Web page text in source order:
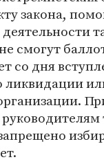
закона,
смогут
со дня
ликвидации